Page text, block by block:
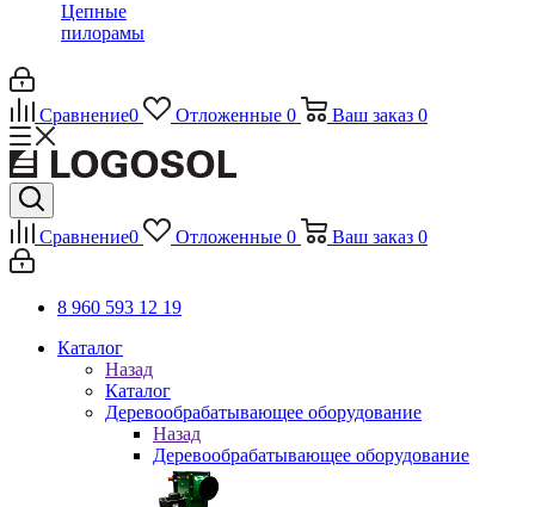
Цепные
пилорамы
Сравнение0 Отложенные 0 Ваш заказ 0
Сравнение0 Отложенные 0 Ваш заказ 0
8 960 593 12 19
Каталог
Назад
Каталог
Деревообрабатывающее оборудование
Назад
Деревообрабатывающее оборудование